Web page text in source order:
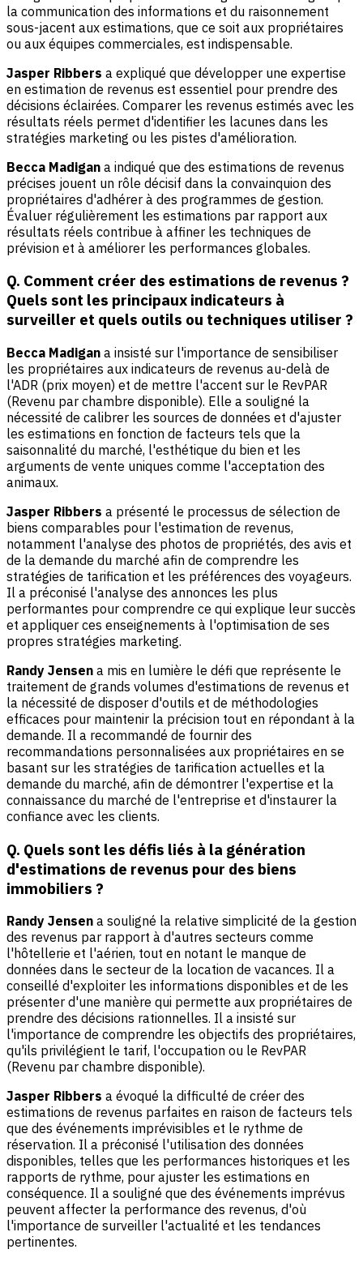
la communication des informations et du raisonnement
sous-jacent aux estimations, que ce soit aux propriétaires
ou aux équipes commerciales, est indispensable.
Jasper Ribbers a expliqué que développer une expertise
en estimation de revenus est essentiel pour prendre des
décisions éclairées. Comparer les revenus estimés avec les
résultats réels permet d'identifier les lacunes dans les
stratégies marketing ou les pistes d'amélioration.
Becca Madigan a indiqué que des estimations de revenus
précises jouent un rôle décisif dans la convainquion des
propriétaires d'adhérer à des programmes de gestion.
Évaluer régulièrement les estimations par rapport aux
résultats réels contribue à affiner les techniques de
prévision et à améliorer les performances globales.
Q. Comment créer des estimations de revenus ?
Quels sont les principaux indicateurs à
surveiller et quels outils ou techniques utiliser ?
Becca Madigan a insisté sur l'importance de sensibiliser
les propriétaires aux indicateurs de revenus au-delà de
l'ADR (prix moyen) et de mettre l'accent sur le RevPAR
(Revenu par chambre disponible). Elle a souligné la
nécessité de calibrer les sources de données et d'ajuster
les estimations en fonction de facteurs tels que la
saisonnalité du marché, l'esthétique du bien et les
arguments de vente uniques comme l'acceptation des
animaux.
Jasper Ribbers a présenté le processus de sélection de
biens comparables pour l'estimation de revenus,
notamment l'analyse des photos de propriétés, des avis et
de la demande du marché afin de comprendre les
stratégies de tarification et les préférences des voyageurs.
Il a préconisé l'analyse des annonces les plus
performantes pour comprendre ce qui explique leur succès
et appliquer ces enseignements à l'optimisation de ses
propres stratégies marketing.
Randy Jensen a mis en lumière le défi que représente le
traitement de grands volumes d'estimations de revenus et
la nécessité de disposer d'outils et de méthodologies
efficaces pour maintenir la précision tout en répondant à la
demande. Il a recommandé de fournir des
recommandations personnalisées aux propriétaires en se
basant sur les stratégies de tarification actuelles et la
demande du marché, afin de démontrer l'expertise et la
connaissance du marché de l'entreprise et d'instaurer la
confiance avec les clients.
Q. Quels sont les défis liés à la génération
d'estimations de revenus pour des biens
immobiliers ?
Randy Jensen a souligné la relative simplicité de la gestion
des revenus par rapport à d'autres secteurs comme
l'hôtellerie et l'aérien, tout en notant le manque de
données dans le secteur de la location de vacances. Il a
conseillé d'exploiter les informations disponibles et de les
présenter d'une manière qui permette aux propriétaires de
prendre des décisions rationnelles. Il a insisté sur
l'importance de comprendre les objectifs des propriétaires,
qu'ils privilégient le tarif, l'occupation ou le RevPAR
(Revenu par chambre disponible).
Jasper Ribbers a évoqué la difficulté de créer des
estimations de revenus parfaites en raison de facteurs tels
que des événements imprévisibles et le rythme de
réservation. Il a préconisé l'utilisation des données
disponibles, telles que les performances historiques et les
rapports de rythme, pour ajuster les estimations en
conséquence. Il a souligné que des événements imprévus
peuvent affecter la performance des revenus, d'où
l'importance de surveiller l'actualité et les tendances
pertinentes.